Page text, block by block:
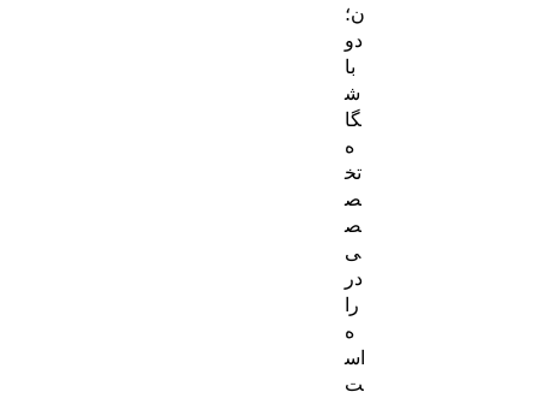
ن؛
دو
با
ش
گا
ه
تخ
ص
ص
ی
در
را
ه
اس
ت